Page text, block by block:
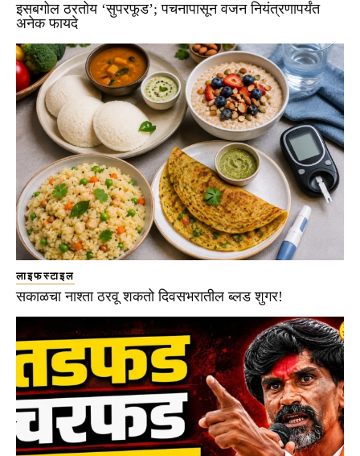
इसबगोल ठरतोय ‘सुपरफूड’; पचनापासून वजन नियंत्रणापर्यंत
अनेक फायदे
लाइफस्टाइल
सकाळचा नाश्ता ठरवू शकतो दिवसभरातील ब्लड शुगर!